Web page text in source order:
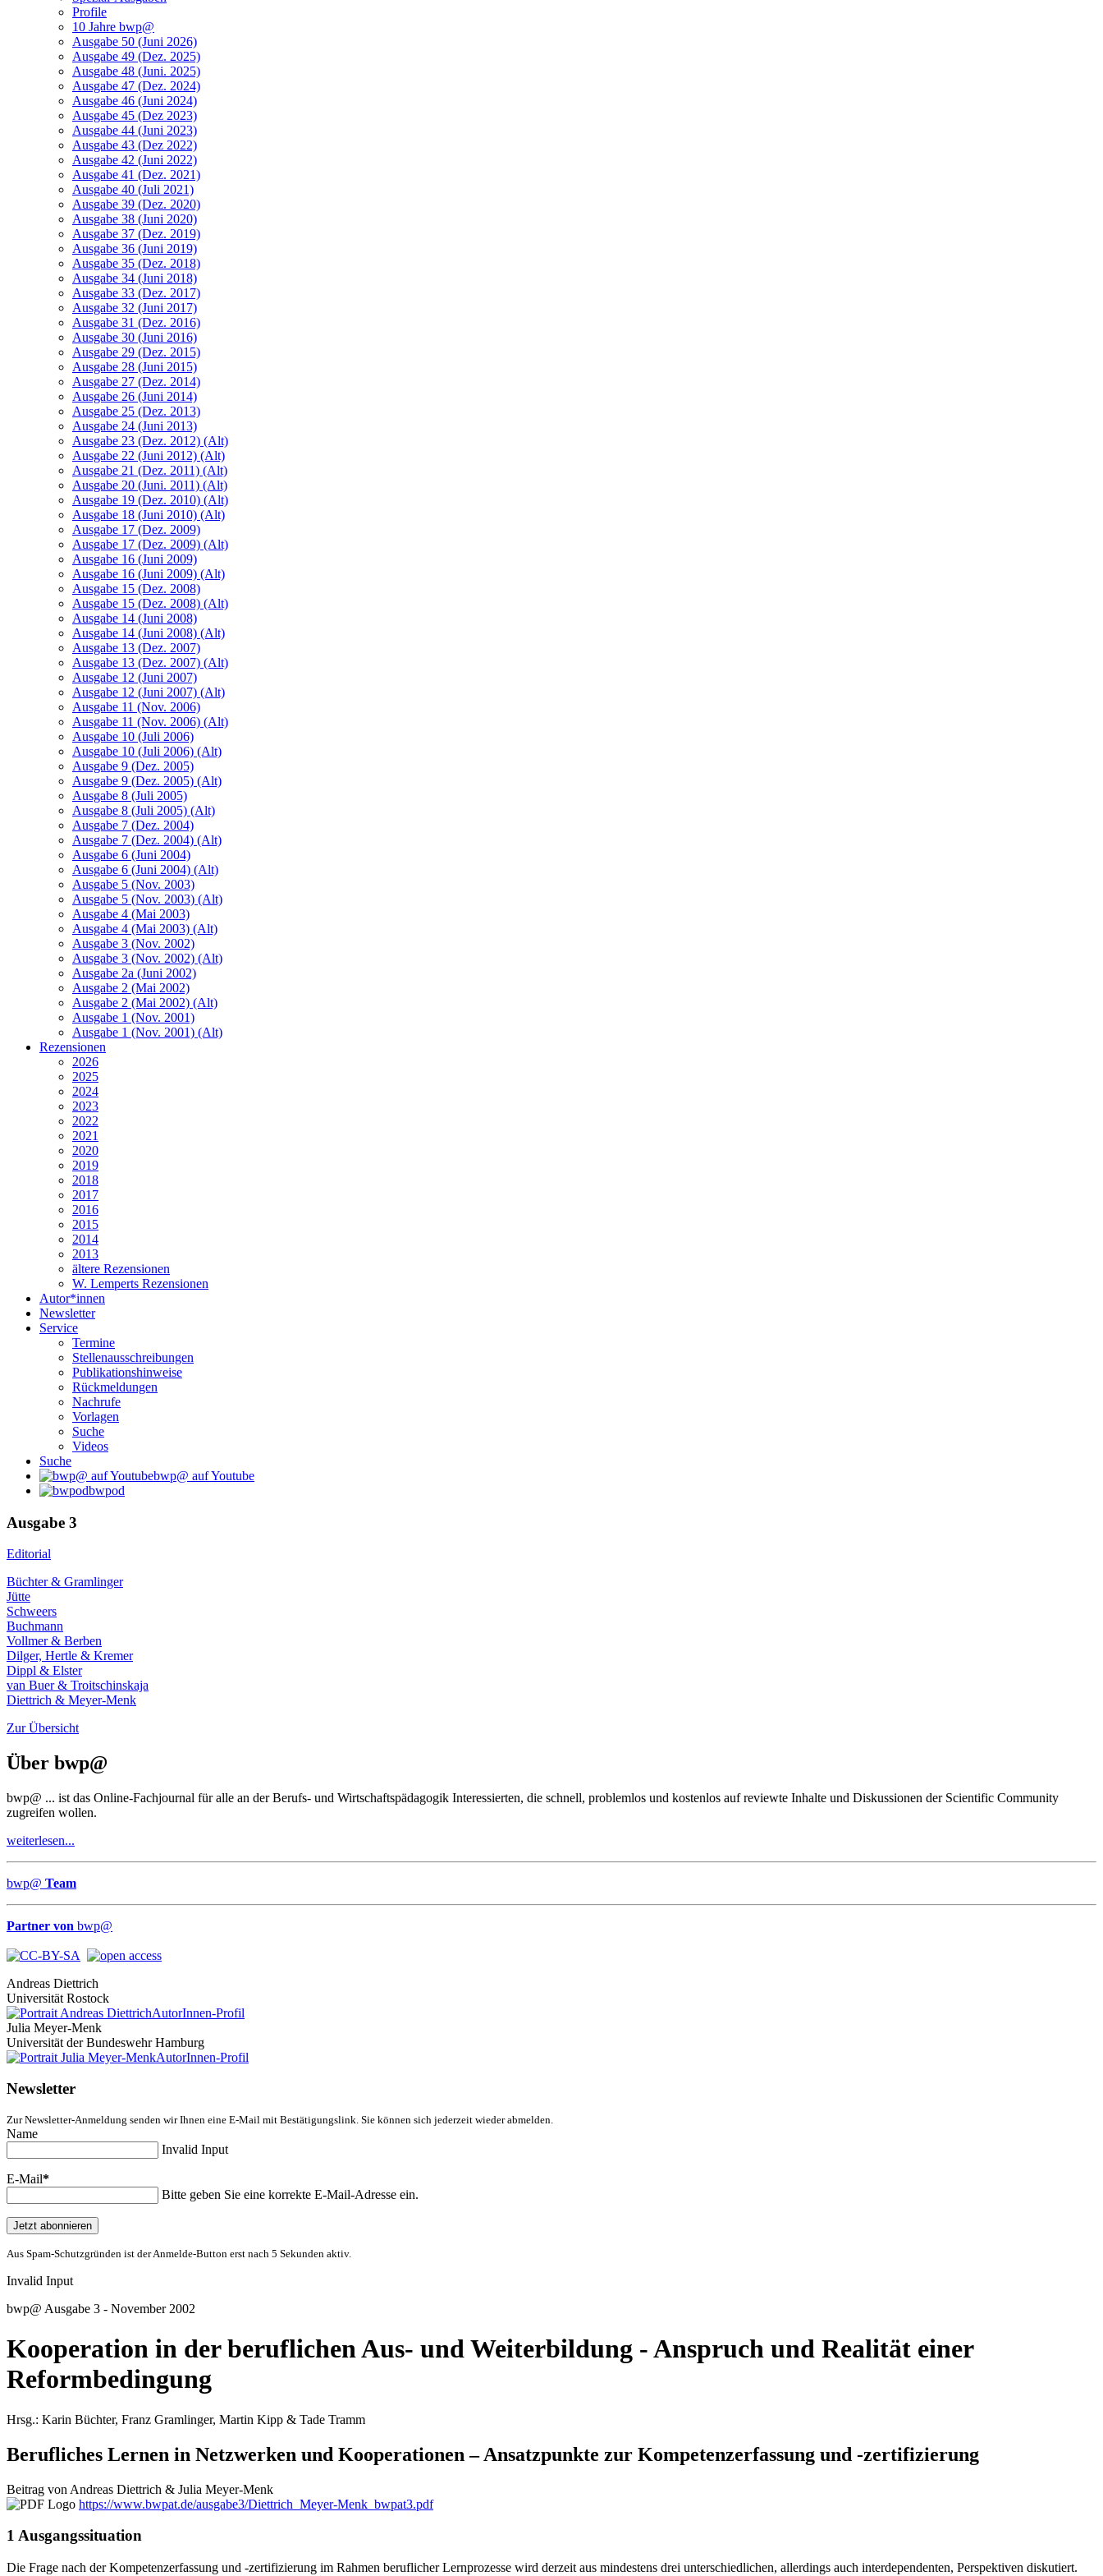
Profile
10 Jahre bwp@
Ausgabe 50 (Juni 2026)
Ausgabe 49 (Dez. 2025)
Ausgabe 48 (Juni. 2025)
Ausgabe 47 (Dez. 2024)
Ausgabe 46 (Juni 2024)
Ausgabe 45 (Dez 2023)
Ausgabe 44 (Juni 2023)
Ausgabe 43 (Dez 2022)
Ausgabe 42 (Juni 2022)
Ausgabe 41 (Dez. 2021)
Ausgabe 40 (Juli 2021)
Ausgabe 39 (Dez. 2020)
Ausgabe 38 (Juni 2020)
Ausgabe 37 (Dez. 2019)
Ausgabe 36 (Juni 2019)
Ausgabe 35 (Dez. 2018)
Ausgabe 34 (Juni 2018)
Ausgabe 33 (Dez. 2017)
Ausgabe 32 (Juni 2017)
Ausgabe 31 (Dez. 2016)
Ausgabe 30 (Juni 2016)
Ausgabe 29 (Dez. 2015)
Ausgabe 28 (Juni 2015)
Ausgabe 27 (Dez. 2014)
Ausgabe 26 (Juni 2014)
Ausgabe 25 (Dez. 2013)
Ausgabe 24 (Juni 2013)
Ausgabe 23 (Dez. 2012) (Alt)
Ausgabe 22 (Juni 2012) (Alt)
Ausgabe 21 (Dez. 2011) (Alt)
Ausgabe 20 (Juni. 2011) (Alt)
Ausgabe 19 (Dez. 2010) (Alt)
Ausgabe 18 (Juni 2010) (Alt)
Ausgabe 17 (Dez. 2009)
Ausgabe 17 (Dez. 2009) (Alt)
Ausgabe 16 (Juni 2009)
Ausgabe 16 (Juni 2009) (Alt)
Ausgabe 15 (Dez. 2008)
Ausgabe 15 (Dez. 2008) (Alt)
Ausgabe 14 (Juni 2008)
Ausgabe 14 (Juni 2008) (Alt)
Ausgabe 13 (Dez. 2007)
Ausgabe 13 (Dez. 2007) (Alt)
Ausgabe 12 (Juni 2007)
Ausgabe 12 (Juni 2007) (Alt)
Ausgabe 11 (Nov. 2006)
Ausgabe 11 (Nov. 2006) (Alt)
Ausgabe 10 (Juli 2006)
Ausgabe 10 (Juli 2006) (Alt)
Ausgabe 9 (Dez. 2005)
Ausgabe 9 (Dez. 2005) (Alt)
Ausgabe 8 (Juli 2005)
Ausgabe 8 (Juli 2005) (Alt)
Ausgabe 7 (Dez. 2004)
Ausgabe 7 (Dez. 2004) (Alt)
Ausgabe 6 (Juni 2004)
Ausgabe 6 (Juni 2004) (Alt)
Ausgabe 5 (Nov. 2003)
Ausgabe 5 (Nov. 2003) (Alt)
Ausgabe 4 (Mai 2003)
Ausgabe 4 (Mai 2003) (Alt)
Ausgabe 3 (Nov. 2002)
Ausgabe 3 (Nov. 2002) (Alt)
Ausgabe 2a (Juni 2002)
Ausgabe 2 (Mai 2002)
Ausgabe 2 (Mai 2002) (Alt)
Ausgabe 1 (Nov. 2001)
Ausgabe 1 (Nov. 2001) (Alt)
Rezensionen
2026
2025
2024
2023
2022
2021
2020
2019
2018
2017
2016
2015
2014
2013
ältere Rezensionen
W. Lemperts Rezensionen
Autor*innen
Newsletter
Service
Termine
Stellenausschreibungen
Publikationshinweise
Rückmeldungen
Nachrufe
Vorlagen
Suche
Videos
Suche
bwp@ auf Youtube
bwpod
Ausgabe 3
Editorial
Büchter & Gramlinger
Jütte
Schweers
Buchmann
Vollmer & Berben
Dilger, Hertle & Kremer
Dippl & Elster
van Buer & Troitschinskaja
Diettrich & Meyer-Menk
Zur Übersicht
Über bwp@
bwp@ ... ist das Online-Fachjournal für alle an der Berufs- und Wirtschaftspädagogik Interessierten, die schnell, problemlos und kostenlos auf reviewte Inhalte und Diskussionen der Scientific Community
zugreifen wollen.
weiterlesen...
bwp@ Team
Partner von bwp@
Andreas Diettrich
Universität Rostock
AutorInnen-Profil
Julia Meyer-Menk
Universität der Bundeswehr Hamburg
AutorInnen-Profil
Newsletter
Zur Newsletter-Anmeldung senden wir Ihnen eine E-Mail mit Bestätigungslink. Sie können sich jederzeit wieder abmelden.
Name
Invalid Input
E-Mail*
Bitte geben Sie eine korrekte E-Mail-Adresse ein.
Jetzt abonnieren
Aus Spam-Schutzgründen ist der Anmelde-Button erst nach 5 Sekunden aktiv.
Invalid Input
bwp@ Ausgabe 3 - November 2002
Kooperation in der beruflichen Aus- und Weiterbildung - Anspruch und Realität einer
Reformbedingung
Hrsg.: Karin Büchter, Franz Gramlinger, Martin Kipp & Tade Tramm
Berufliches Lernen in Netzwerken und Kooperationen – Ansatzpunkte zur Kompetenzerfassung und -zertifizierung
Beitrag von Andreas Diettrich & Julia Meyer-Menk
https://www.bwpat.de/ausgabe3/Diettrich_Meyer-Menk_bwpat3.pdf
1 Ausgangssituation
Die Frage nach der Kompetenzerfassung und -zertifizierung im Rahmen beruflicher Lernprozesse wird derzeit aus mindestens drei unterschiedlichen, allerdings auch interdependenten, Perspektiven diskutiert.